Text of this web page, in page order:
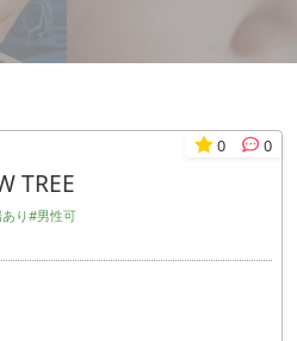
0 0
TREE
り#男性可